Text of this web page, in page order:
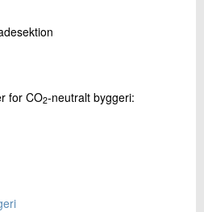
for CO2-neutralt byggeri: